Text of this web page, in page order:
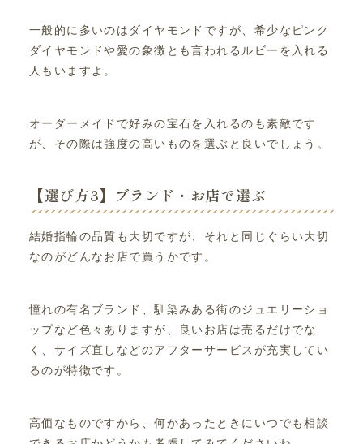
一般的に多いのはダイヤモンドですが、希少なピンク
ダイヤモンドや愛の象徴とも言われるルビーを入れる
人もいますよ。
オーダーメイドで好みの宝石を入れるのも素敵です
が、その際は強度の高いものを選ぶと良いでしょう。
【選び方3】ブランド・お店で選ぶ
結婚指輪の品質も大切ですが、それと同じぐらい大切
なのがどんなお店で買うかです。
憧れの有名ブランド、馴染みある街のジュエリーショ
ップなど色々ありますが、良いお店は売るだけでな
く、サイズ直しなどのアフターサービスが充実してい
るのが特徴です。
高価なものですから、何かあったときにいつでも相談